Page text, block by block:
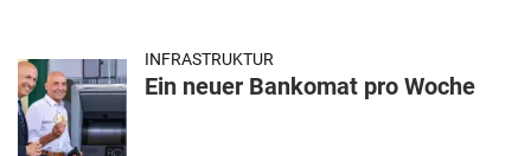
INFRASTRUKTUR
Ein neuer Bankomat pro Woche